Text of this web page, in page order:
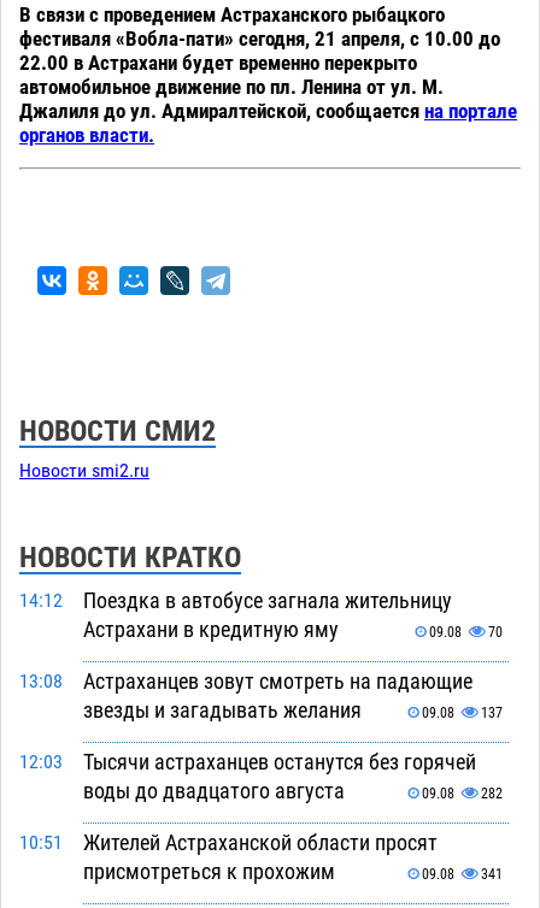
В связи с проведением Астраханского рыбацкого
фестиваля «Вобла-пати» сегодня, 21 апреля, с 10.00 до
22.00 в Астрахани будет временно перекрыто
автомобильное движение по пл. Ленина от ул. М.
Джалиля до ул. Адмиралтейской, сообщается на портале
органов власти.
НОВОСТИ СМИ2
Новости smi2.ru
НОВОСТИ КРАТКО
14:12
Поездка в автобусе загнала жительницу
Астрахани в кредитную яму
09.08 70
13:08
Астраханцев зовут смотреть на падающие
звезды и загадывать желания
09.08 137
12:03
Тысячи астраханцев останутся без горячей
воды до двадцатого августа
09.08 282
10:51
Жителей Астраханской области просят
присмотреться к прохожим
09.08 341